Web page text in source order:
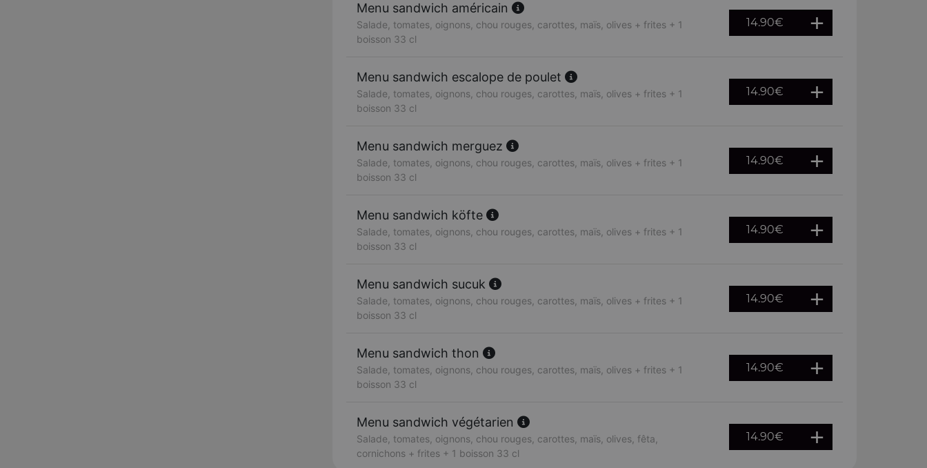
Menu sandwich américain
Salade, tomates, oignons, chou rouges, carottes, maïs, olives + frites + 1
boisson 33 cl
14.90€
Menu sandwich escalope de poulet
Salade, tomates, oignons, chou rouges, carottes, maïs, olives + frites + 1
boisson 33 cl
14.90€
Menu sandwich merguez
Salade, tomates, oignons, chou rouges, carottes, maïs, olives + frites + 1
boisson 33 cl
14.90€
Menu sandwich köfte
Salade, tomates, oignons, chou rouges, carottes, maïs, olives + frites + 1
boisson 33 cl
14.90€
Menu sandwich sucuk
Salade, tomates, oignons, chou rouges, carottes, maïs, olives + frites + 1
boisson 33 cl
14.90€
Menu sandwich thon
Salade, tomates, oignons, chou rouges, carottes, maïs, olives + frites + 1
boisson 33 cl
14.90€
Menu sandwich végétarien
Salade, tomates, oignons, chou rouges, carottes, maïs, olives, fêta,
cornichons + frites + 1 boisson 33 cl
14.90€